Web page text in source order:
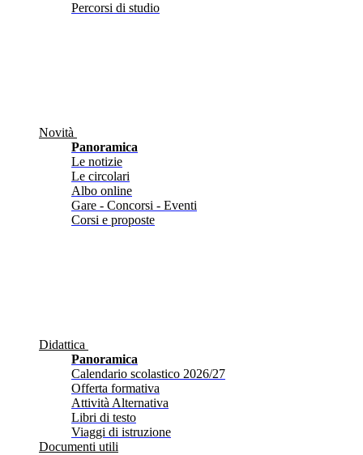
Percorsi di studio
Novità
Panoramica
Le notizie
Le circolari
Albo online
Gare - Concorsi - Eventi
Corsi e proposte
Didattica
Panoramica
Calendario scolastico 2026/27
Offerta formativa
Attività Alternativa
Libri di testo
Viaggi di istruzione
Documenti utili